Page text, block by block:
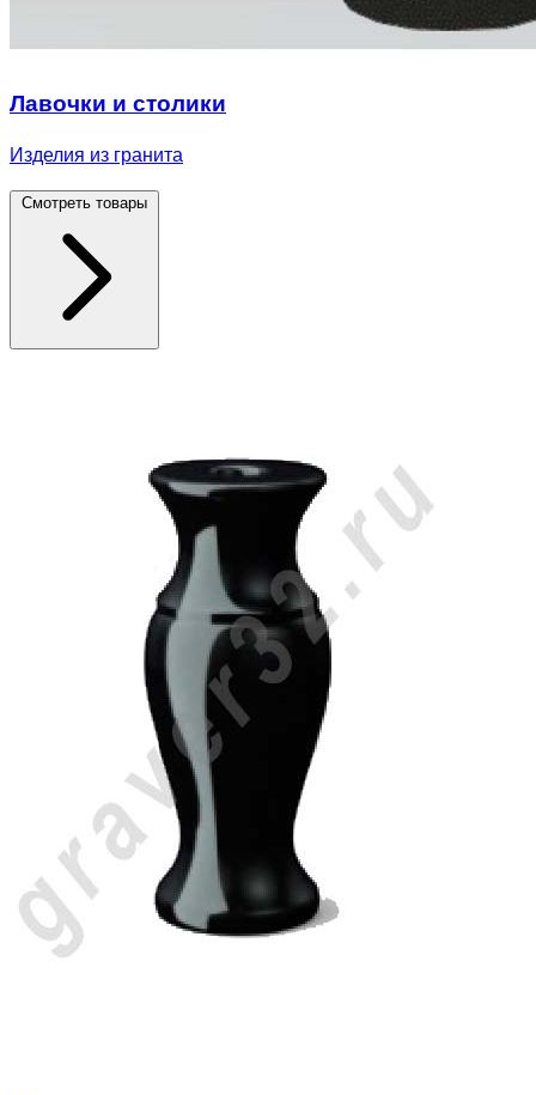
Лавочки и столики
Изделия из гранита
Смотреть товары